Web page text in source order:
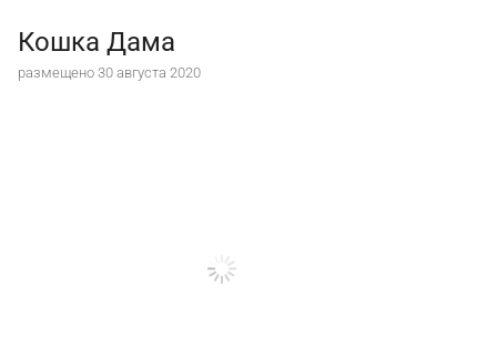
Кошка Дама
размещено 30 августа 2020